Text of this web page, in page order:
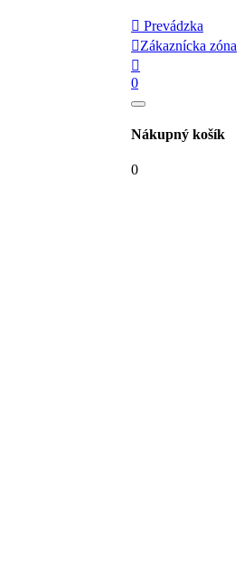
 Prevádzka
Zákaznícka zóna

0
Nákupný košík
0